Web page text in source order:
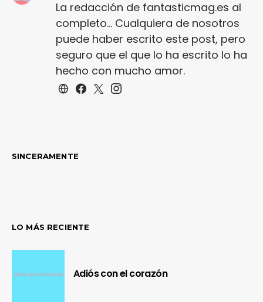
La redacción de fantasticmag.es al
completo... Cualquiera de nosotros
puede haber escrito este post, pero
seguro que el que lo ha escrito lo ha
hecho con mucho amor.
SINCERAMENTE
LO MÁS RECIENTE
Adiós con el corazón